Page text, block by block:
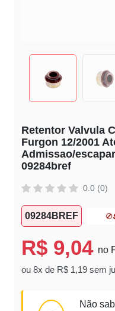
Retentor Valvula
Furgon 12/2001
Admissao/
09284bref
0.0 (0)
09284BREF
R$ 9,04 no
ou 8x de R$ 1,19 sem
Não